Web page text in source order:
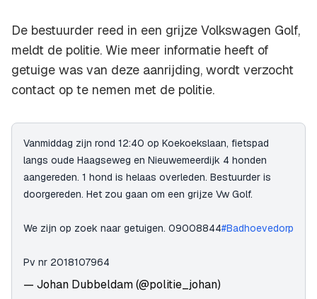
De bestuurder reed in een grijze Volkswagen Golf,
meldt de politie. Wie meer informatie heeft of
getuige was van deze aanrijding, wordt verzocht
contact op te nemen met de politie.
Vanmiddag zijn rond 12:40 op Koekoekslaan, fietspad
langs oude Haagseweg en Nieuwemeerdijk 4 honden
aangereden. 1 hond is helaas overleden. Bestuurder is
doorgereden. Het zou gaan om een grijze Vw Golf.
We zijn op zoek naar getuigen. 09008844#Badhoevedorp
Pv nr 2018107964
— Johan Dubbeldam (@politie_johan)